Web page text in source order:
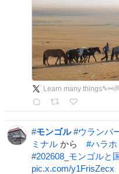
Learn many
#モンゴル #ウランバ
ミナル から #ハラホ
#202608_モンゴルと
pic.x.com/y1FrisZecx